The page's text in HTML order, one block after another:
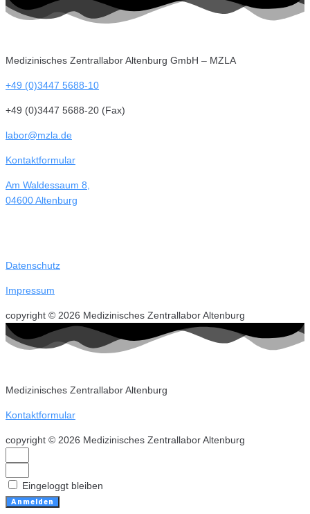
Medizinisches Zentrallabor Altenburg GmbH – MZLA
+49 (0)3447 5688-10
+49 (0)3447 5688-20 (Fax)
labor@mzla.de
Kontaktformular
Am Waldessaum 8,
04600 Altenburg
Datenschutz
Impressum
copyright © 2026 Medizinisches Zentrallabor Altenburg
Medizinisches Zentrallabor Altenburg
Kontaktformular
copyright © 2026 Medizinisches Zentrallabor Altenburg
Eingeloggt bleiben
Anmelden